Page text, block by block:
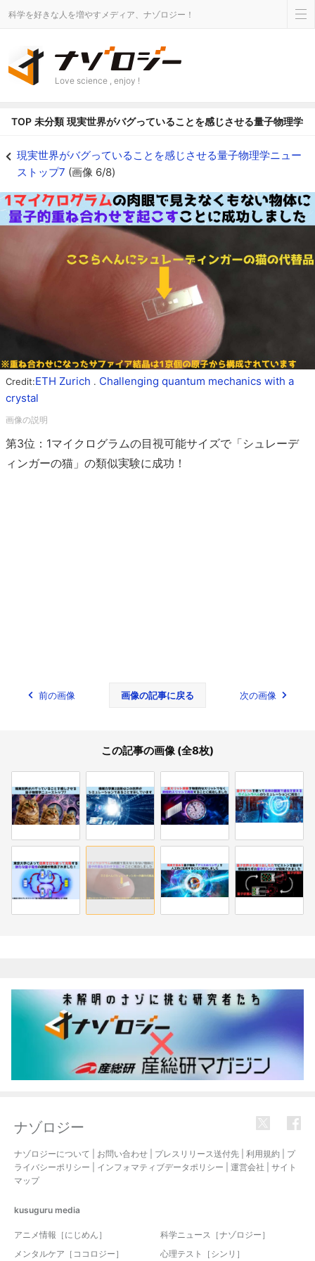
科学を好きな人を増やすメディア、ナゾロジー！
Love science , enjoy !
TOP 未分類 現実世界がバグっていることを感じさせる量子物理学
現実世界がバグっていることを感じさせる量子物理学ニュー
ストップ7 (画像 6/8)
Credit:ETH Zurich . Challenging quantum mechanics with a
crystal
第3位：1マイクログラムの目視可能サイズで「シュレーデ
ィンガーの猫」の類似実験に成功！
前の画像 画像の記事に戻る 次の画像
この記事の画像 (全8枚)
ナゾロジー
ナゾロジーについて お問い合わせ プレスリリース送付先 利用規約
プ
ライバシーポリシー
インフォマティブデータポリシー 運営会社
サイト
マップ
kusuguru media
アニメ情報［にじめん］
科学ニュース［ナゾロジー］
メンタルケア［ココロジー］
心理テスト［シンリ］